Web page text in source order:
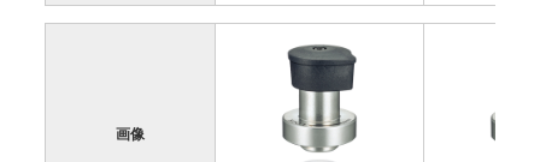
画像